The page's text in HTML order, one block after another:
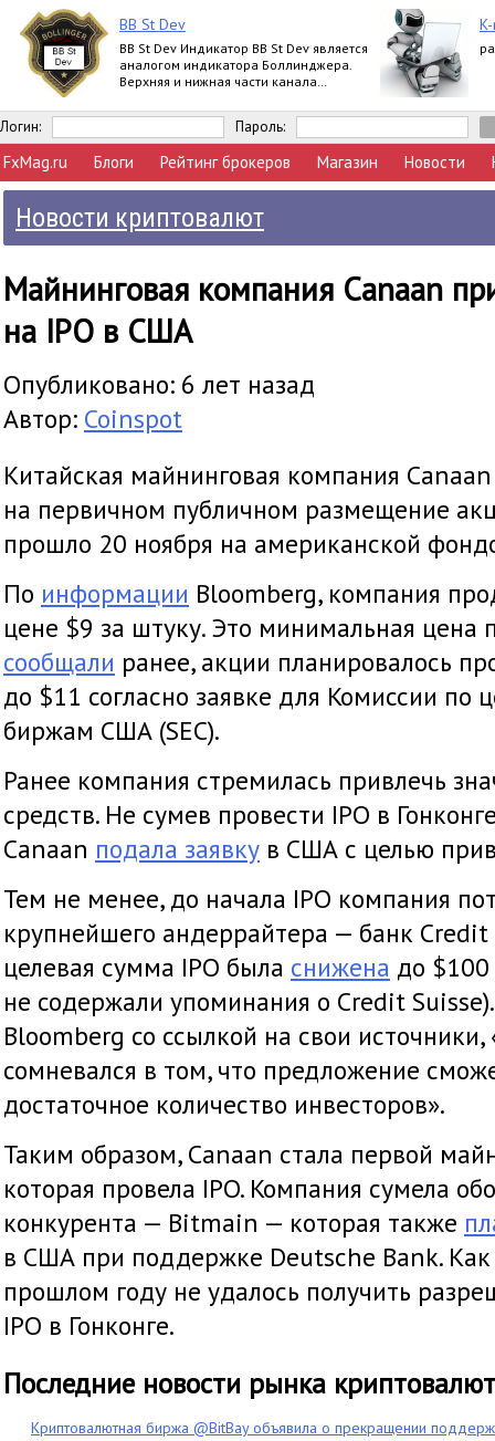
BB St Dev
BB St Dev Индикатор BB St Dev является
аналогом индикатора Боллинджера.
Верхняя и нижная части канала
помощи iStd
Логин: Пароль:
FxMag.ru Блоги Рейтинг брокеров Магазин Новости
Новости криптовалют
Майнинговая компания Canaan
на IPO в США
Опубликовано: 6 лет назад
Автор: Coinspot
Китайская майнинговая компания
на первичном публичном размещение
прошло 20 ноября на американской
По информации Bloomberg, компания
цене $9 за штуку. Это минимальная
сообщали ранее, акции планировалось
до $11 согласно заявке для Комиссии по
биржам США (SEC).
Ранее компания стремилась привлечь
средств. Не сумев провести IPO в
Canaan подала заявку в США с целью
Тем не менее, до начала IPO компания
крупнейшего андеррайтера — банк Credit
целевая сумма IPO была снижена до
не содержали упоминания о Credit
Bloomberg со ссылкой на свои источники,
сомневался в том, что предложение
достаточное количество инвесторов».
Таким образом, Canaan стала первой
которая провела IPO. Компания сумела
конкурента — Bitmain — которая также
в США при поддержке Deutsche Bank.
прошлом году не удалось получить
IPO в Гонконге.
Последние новости рынка криптовалют
Криптовалютная биржа @BitBay объявила о прекращении